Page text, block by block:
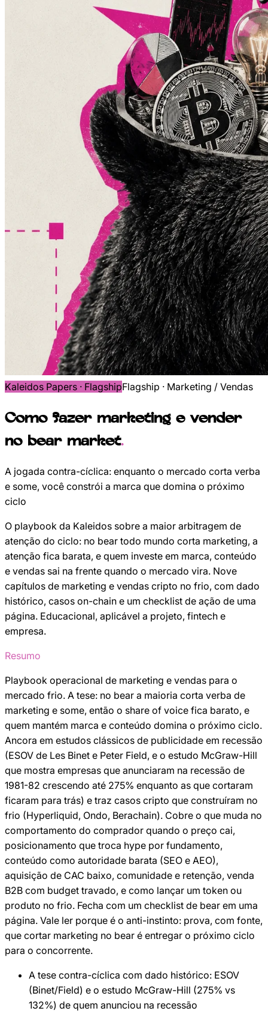
Kaleidos Papers · FlagshipFlagship · Marketing / Vendas
Como fazer marketing e vender
no bear market.
A jogada contra-cíclica: enquanto o mercado corta verba
e some, você constrói a marca que domina o próximo
ciclo
O playbook da Kaleidos sobre a maior arbitragem de
atenção do ciclo: no bear todo mundo corta marketing, a
atenção fica barata, e quem investe em marca, conteúdo
e vendas sai na frente quando o mercado vira. Nove
capítulos de marketing e vendas cripto no frio, com dado
histórico, casos on-chain e um checklist de ação de uma
página. Educacional, aplicável a projeto, fintech e
empresa.
Resumo
Playbook operacional de marketing e vendas para o
mercado frio. A tese: no bear a maioria corta verba de
marketing e some, então o share of voice fica barato, e
quem mantém marca e conteúdo domina o próximo ciclo.
Ancora em estudos clássicos de publicidade em recessão
(ESOV de Les Binet e Peter Field, e o estudo McGraw-Hill
que mostra empresas que anunciaram na recessão de
1981-82 crescendo até 275% enquanto as que cortaram
ficaram para trás) e traz casos cripto que construíram no
frio (Hyperliquid, Ondo, Berachain). Cobre o que muda no
comportamento do comprador quando o preço cai,
posicionamento que troca hype por fundamento,
conteúdo como autoridade barata (SEO e AEO),
aquisição de CAC baixo, comunidade e retenção, venda
B2B com budget travado, e como lançar um token ou
produto no frio. Fecha com um checklist de bear em uma
página. Vale ler porque é o anti-instinto: prova, com fonte,
que cortar marketing no bear é entregar o próximo ciclo
para o concorrente.
A tese contra-cíclica com dado histórico: ESOV
(Binet/Field) e o estudo McGraw-Hill (275% vs
132%) de quem anunciou na recessão